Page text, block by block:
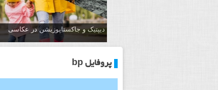
دیپتیک و جاکستا‌پوزیشن در عکاسی
پروفایل bp